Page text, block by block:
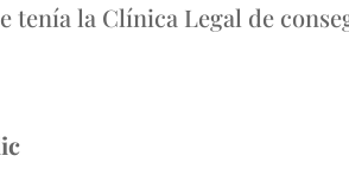
tenía la Clínica Legal de